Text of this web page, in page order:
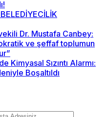
Dr. Mustafa Canbey:
ve şeffaf toplumun
Kimyasal Sızıntı Alarmı:
Boşaltıldı